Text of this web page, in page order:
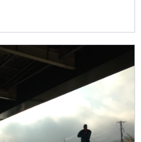
再定義されつつあるブラン
に着地させる。そして、希
本の「顧客との関係構
が、いま始まっている。